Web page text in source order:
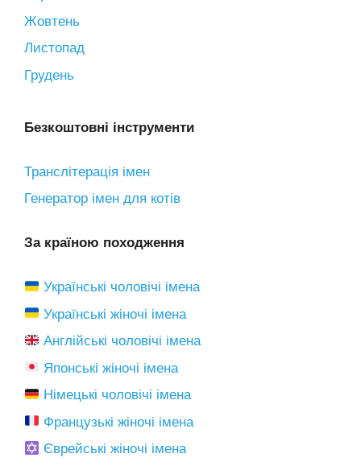
Жовтень
Листопад
Грудень
Безкоштовні інструменти
Транслітерація імен
Генератор імен для котів
За країною походження
Українські чоловічі імена
Українські жіночі імена
Англійські чоловічі імена
Японські жіночі імена
Німецькі чоловічі імена
Французькі жіночі імена
Єврейські жіночі імена